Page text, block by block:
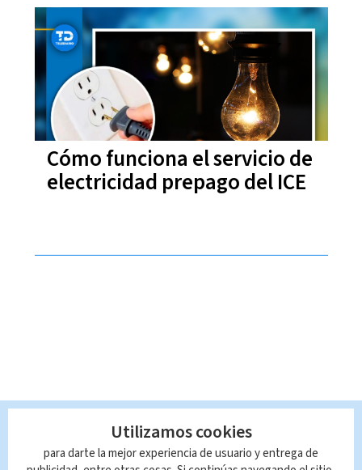
Cómo funciona el servicio de
electricidad prepago del ICE
Utilizamos cookies
para darte la mejor experiencia de usuario y entrega de